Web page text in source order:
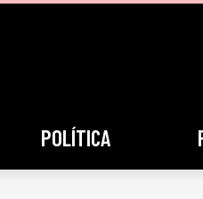
POLÍTICA